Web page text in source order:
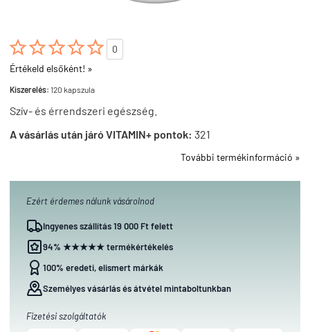

0
Értékeld elsőként! »
Kiszerelés: 120 kapszula
Szív- és érrendszeri egészség.
A vásárlás után járó VITAMIN+ pontok: 321
További termékinformáció »
Ezért érdemes nálunk vásárolnod
Ingyenes szállítás 19 000 Ft felett
94% ★★★★★ termékértékelés
100% eredeti, elismert márkák
Személyes vásárlás és átvétel mintaboltunkban
Fizetési szolgáltatók